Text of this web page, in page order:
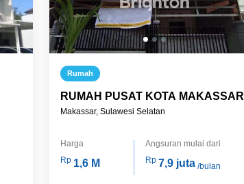
Rumah
RUMAH PUSAT KOTA MAKASSAR
Makassar, Sulawesi Selatan
Harga
Rp 1,6 M
Angsuran mulai dari
Rp7,9 juta /bulan